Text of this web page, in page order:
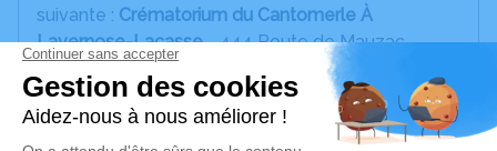
suivante : Crématorium du Cantomerle À
Lavernose-Lacasse- 444 Route de Mauzac -
31410 Lavernose-Lacasse.
Cet espace privé est destiné à recueillir vos
condoléances ou le souvenir d’un moment passé.